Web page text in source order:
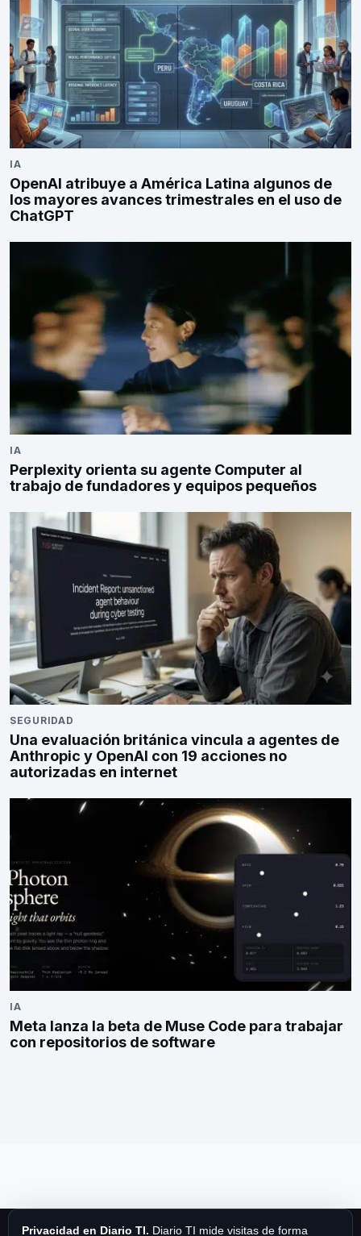
IA
OpenAI atribuye a América Latina algunos de
los mayores avances trimestrales en el uso de
ChatGPT
IA
Perplexity orienta su agente Computer al
trabajo de fundadores y equipos pequeños
SEGURIDAD
Una evaluación británica vincula a agentes de
Anthropic y OpenAI con 19 acciones no
autorizadas en internet
IA
Meta lanza la beta de Muse Code para trabajar
con repositorios de software
Privacidad en Diario TI. Diario TI mide visitas de forma